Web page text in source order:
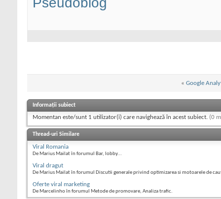
« Google
Informații subiect
Momentan este/sunt 1 utilizator(i) care navighează în acest subiect. (0
Thread-uri Similare
Viral Romania
De Marius Mailat în forumul Bar, lobby...
Viral dragut
De Marius Mailat în forumul Discutii generale privind optimizarea si motoarele de
Oferte viral marketing
De Marcelinho în forumul Metode de promovare, Analiza trafic.